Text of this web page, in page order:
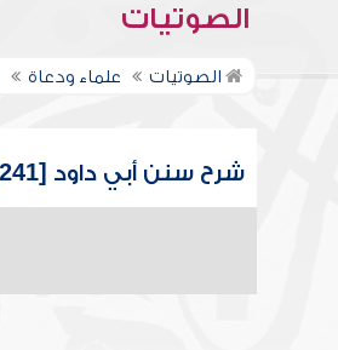
الصوتيات
الصوتيات علماء ودعاة
شرح سنن أبي داود [241]